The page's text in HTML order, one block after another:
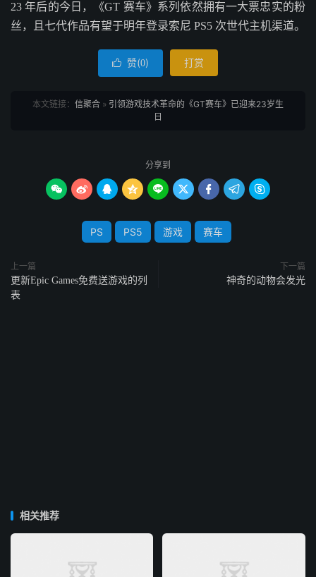
23 年后的今日，《GT 赛车》系列依然拥有一大票忠实的粉
丝，且七代作品有望于明年登录索尼 PS5 次世代主机渠道。
 赞(0) 打赏
本文链接： 信聚合 » 引领游戏技术革命的《GT赛车》已迎来23岁生
日
分享到
        
PS PS5 游戏 赛车
上一篇
更新Epic Games免费送游戏的列
表
下一篇
神奇的动物会发光
相关推荐